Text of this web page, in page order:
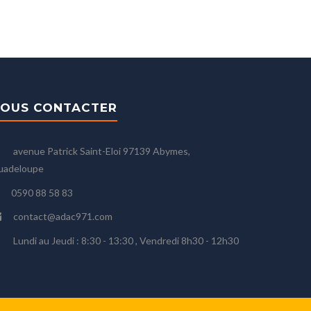
CONTACTER
avenue Patrick Saint-Eloi 97139 Abymes,
0590 88 58 83
contact@adac971.com
Lundi au Jeudi : 8:30 - 13:30 , Vendredi 8h30 - 12h30